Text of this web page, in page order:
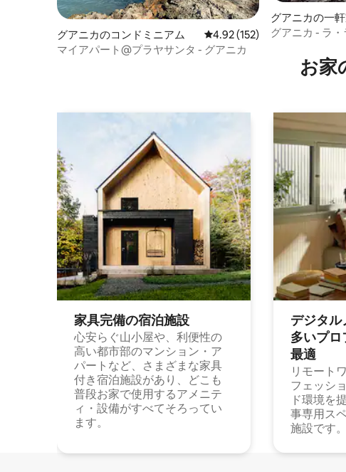
グアニカのコンドミニアム レビュー152件、5つ星中
4.92 (152)
マイアパート@プラヤサンタ - グアニカ
グアニカの一
グアニカ - ラ
お家
家具完備の宿⁠泊⁠施⁠設
心安らぐ山小屋や、利便性の
高い都市部のマンション・ア
パートなど、さまざまな家具
付き宿泊施設があり、どこも
普段お家で使用するアメニテ
ィ・設備がすべてそろってい
ます。
デジタ
多⁠いプ⁠ロ⁠
最⁠適
リモート
フェッシ
ド環境を
事専用ス
施設です。